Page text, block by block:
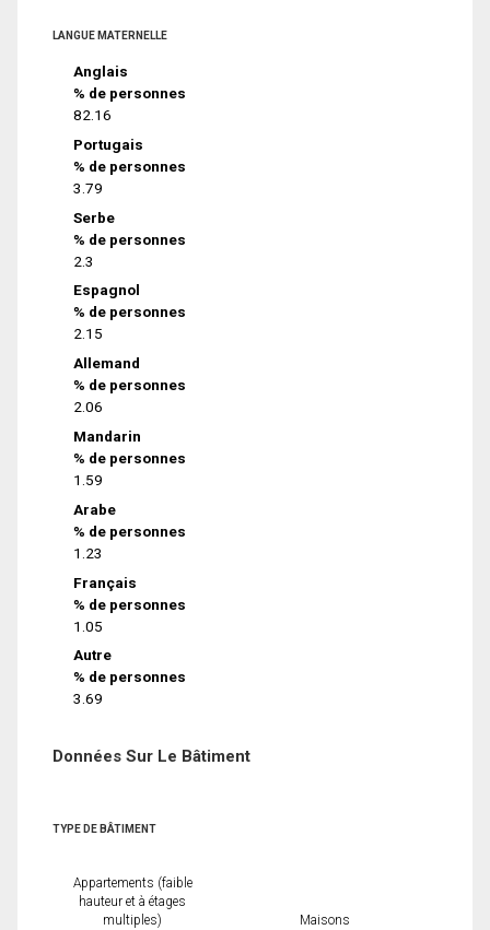
LANGUE MATERNELLE
Anglais
% de personnes
82.16
Portugais
% de personnes
3.79
Serbe
% de personnes
2.3
Espagnol
% de personnes
2.15
Allemand
% de personnes
2.06
Mandarin
% de personnes
1.59
Arabe
% de personnes
1.23
Français
% de personnes
1.05
Autre
% de personnes
3.69
Données Sur Le Bâtiment
TYPE DE BÂTIMENT
Appartements (faible
hauteur et à étages
multiples)
Maisons